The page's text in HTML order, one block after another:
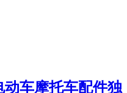
车摩托车配件独